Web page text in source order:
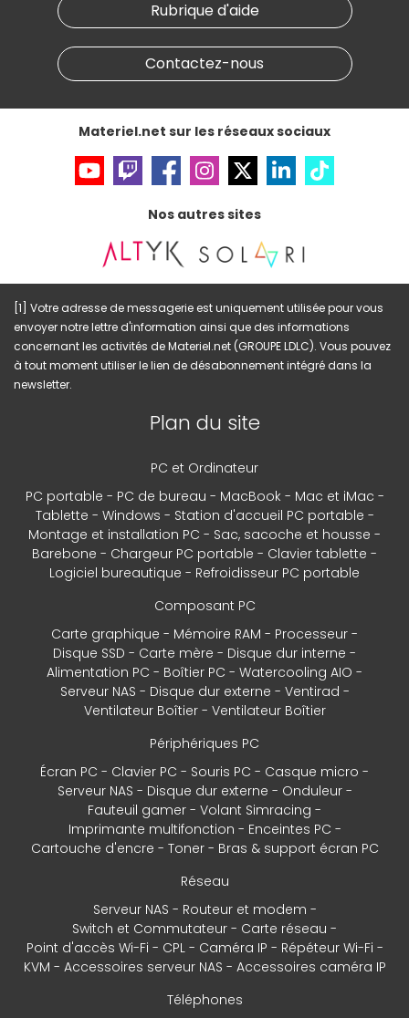
Materiel.net recrute
Notre programme d'affiliation
Partenariat & Sponsoring
Conditions générales de vente
Informations légales
Données personnellesetcookies
Accessibilité : non conforme
Rubrique d'aide
Contactez-nous
Materiel.net sur les réseaux sociaux
Nos autres sites
[1] Votre adresse de messagerie est uniquement utilisée pour vous
envoyer notre lettre d'information ainsi que des informations
concernant les activités de Materiel.net (GROUPE LDLC). Vous pouvez
à tout moment utiliser le lien de désabonnement intégré dans la
newsletter.
Plan du site
PC et Ordinateur
PC portable
PC de bureau MacBook
Mac et iMac
Tablette
Windows
Station d'accueil PC portable
Montage et installation PC
Sac, sacoche et housse
Barebone
Chargeur PC portable
Clavier tablette
Logiciel bureautique
Refroidisseur PC portable
Composant PC
Carte graphique
Mémoire RAM
Processeur
Disque SSD
Carte mère
Disque dur interne
Alimentation PC
Boîtier PC
Watercooling AIO
Serveur NAS
Disque dur externe
Ventirad
Ventilateur Boîtier
Ventilateur Boîtier
Périphériques PC
Écran PC
Clavier PC Souris PC
Casque micro
Serveur NAS
Disque dur externe
Onduleur
Fauteuil gamer
Volant Simracing
Imprimante multifonction
Enceintes PC
Cartouche d'encre
Toner
Bras & support écran PC
Réseau
Serveur NAS
Routeur et modem
Switch et Commutateur
Carte réseau
Point d'accès Wi-Fi
CPL Caméra IP
Répéteur Wi-Fi
KVM
Accessoires serveur NAS
Accessoires caméra IP
Téléphones